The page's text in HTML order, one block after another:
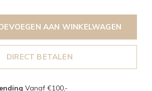
AAN WINKELWAGEN
DIRECT BETALEN
Vanaf €100,-